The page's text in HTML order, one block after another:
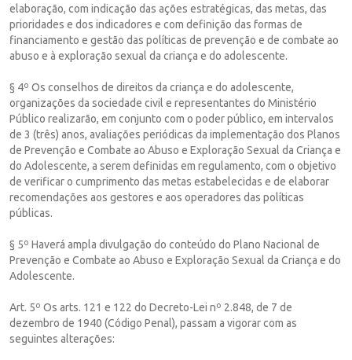
elaboração, com indicação das ações estratégicas, das metas, das
prioridades e dos indicadores e com definição das formas de
financiamento e gestão das políticas de prevenção e de combate ao
abuso e à exploração sexual da criança e do adolescente.
§ 4º Os conselhos de direitos da criança e do adolescente,
organizações da sociedade civil e representantes do Ministério
Público realizarão, em conjunto com o poder público, em intervalos
de 3 (três) anos, avaliações periódicas da implementação dos Planos
de Prevenção e Combate ao Abuso e Exploração Sexual da Criança e
do Adolescente, a serem definidas em regulamento, com o objetivo
de verificar o cumprimento das metas estabelecidas e de elaborar
recomendações aos gestores e aos operadores das políticas
públicas.
§ 5º Haverá ampla divulgação do conteúdo do Plano Nacional de
Prevenção e Combate ao Abuso e Exploração Sexual da Criança e do
Adolescente.
Art. 5º Os arts. 121 e 122 do Decreto-Lei nº 2.848, de 7 de
dezembro de 1940 (Código Penal), passam a vigorar com as
seguintes alterações: